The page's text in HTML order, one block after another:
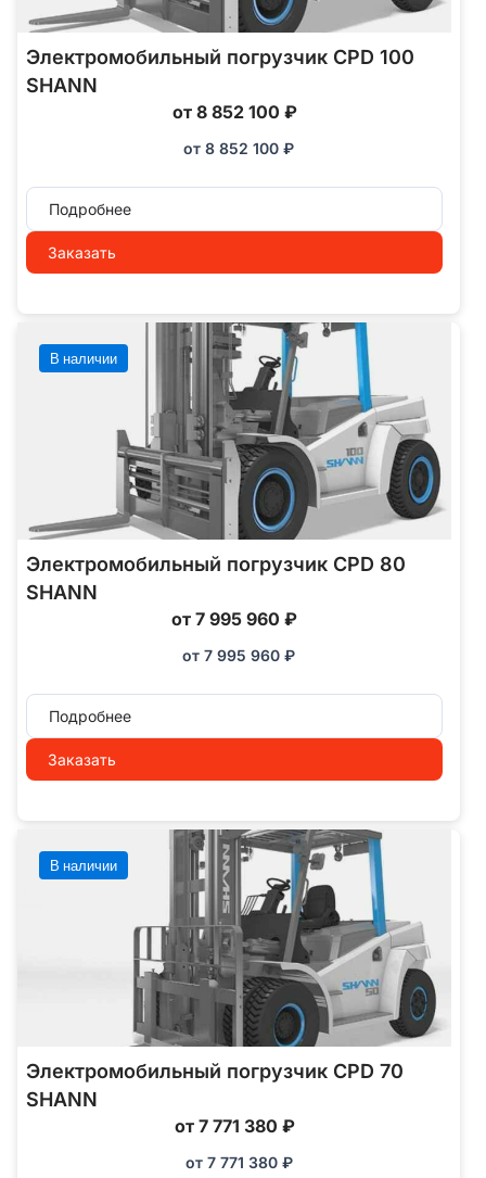
Электромобильный погрузчик CPD 100
SHANN
от 8 852 100 ₽
от 8 852 100 ₽
Подробнее
Заказать
В наличии
Электромобильный погрузчик CPD 80
SHANN
от 7 995 960 ₽
от 7 995 960 ₽
Подробнее
Заказать
В наличии
Электромобильный погрузчик CPD 70
SHANN
от 7 771 380 ₽
от 7 771 380 ₽